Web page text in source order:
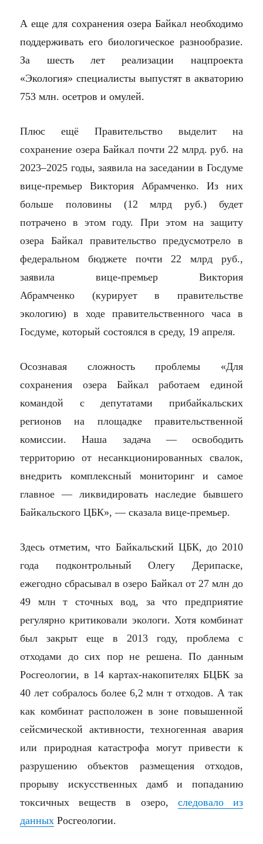
А еще для сохранения озера Байкал необходимо
поддерживать его биологическое разнообразие.
За шесть лет реализации нацпроекта
«Экология» специалисты выпустят в акваторию
753 млн. осетров и омулей.
Плюс ещё Правительство выделит на
сохранение озера Байкал почти 22 млрд. руб. на
2023–2025 годы, заявила на заседании в Госдуме
вице-премьер Виктория Абрамченко. Из них
больше половины (12 млрд руб.) будет
потрачено в этом году. При этомна защиту
озера Байкал правительство предусмотрело в
федеральном бюджете почти 22 млрд руб.,
заявила вице-премьер Виктория
Абрамченко (курирует в правительстве
экологию) в ходе правительственного часа в
Госдуме, который состоялся в среду, 19 апреля.
Осознавая сложность проблемы «Для
сохранения озера Байкал работаем единой
командой с депутатами прибайкальских
регионов на площадке правительственной
комиссии. Наша задача — освободить
территорию от несанкционированных свалок,
внедрить комплексный мониторинг и самое
главное — ликвидировать наследие бывшего
Байкальского ЦБК», — сказала вице-премьер.
Здесь отметим, что Байкальский ЦБК, до 2010
года подконтрольный Олегу Дерипаске,
ежегодно сбрасывал в озеро Байкал от 27 млн до
49 млн т сточных вод, за что предприятие
регулярно критиковали экологи. Хотя комбинат
был закрыт еще в 2013 году, проблема с
отходами до сих пор не решена. По данным
Росгеологии, в 14 картах-накопителях БЦБК за
40 лет собралось более 6,2 млн т отходов. А так
как комбинат расположен в зоне повышенной
сейсмической активности, техногенная авария
или природная катастрофа могут привести к
разрушению объектов размещения отходов,
прорыву искусственных дамб и попаданию
токсичных веществ в озеро, следовало из
данных Росгеологии.